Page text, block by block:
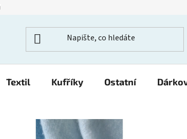
Textil Kufříky Ostatní